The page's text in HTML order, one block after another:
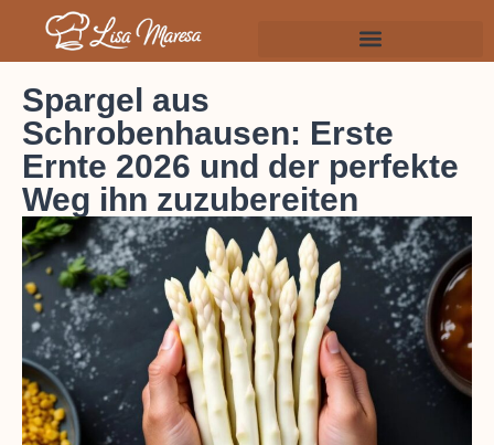
Spargel aus
Schrobenhausen: Erste
Ernte 2026 und der perfekte
Weg ihn zuzubereiten